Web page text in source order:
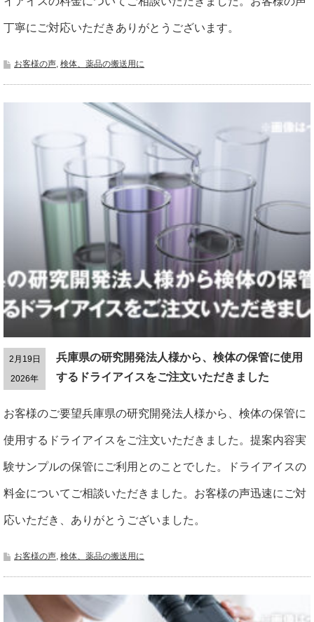
丁寧にご対応いただきありがとうございます。
お客様の声 検体、薬品の搬送用に
2月19日
2026年
兵庫県の研究開発法人様から、検体の保管に使用
するドライアイスをご注文いただきました
お客様のご要望兵庫県の研究開発法人様から、検体の保管に
使用するドライアイスをご注文いただきました。提案内容実
験サンプルの保管にご利用とのことでした。ドライアイスの
料金についてご相談いただきました。お客様の声迅速にご対
応いただき、ありがとうございました。
お客様の声, 検体、薬品の搬送用に